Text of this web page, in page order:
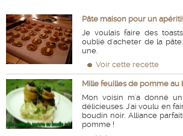
Pâte maison pour un
Je voulais faire des
oublié d'acheter de la
une.
Voir cette recette
Mille feuilles de pomme au
Mon voisin m'a donné
délicieuses. J'ai voulu en
boudin noir. Alliance
pomme !